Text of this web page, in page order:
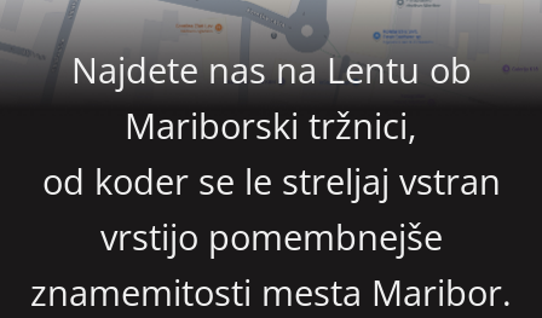
Najdete nas na Lentu ob
Mariborski tržnici,
od koder se le streljaj vstran
vrstijo pomembnejše
znamemitosti mesta Maribor.